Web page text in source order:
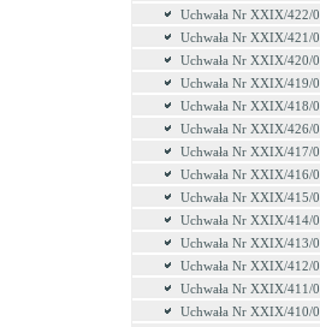
Uchwała Nr XXIX/422/
Uchwała Nr XXIX/421/
Uchwała Nr XXIX/420/
Uchwała Nr XXIX/419/
Uchwała Nr XXIX/418/
Uchwała Nr XXIX/426/
Uchwała Nr XXIX/417/
Uchwała Nr XXIX/416/
Uchwała Nr XXIX/415/
Uchwała Nr XXIX/414/
Uchwała Nr XXIX/413/
Uchwała Nr XXIX/412/
Uchwała Nr XXIX/411/
Uchwała Nr XXIX/410/